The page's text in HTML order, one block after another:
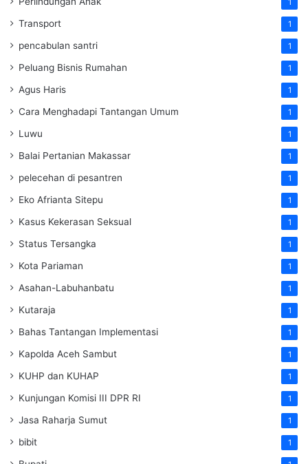
1
Transport 1
pencabulan santri 1
Peluang Bisnis Rumahan 1
Agus Haris 1
Cara Menghadapi Tantangan Umum 1
Luwu 1
Balai Pertanian Makassar 1
pelecehan di pesantren 1
Eko Afrianta Sitepu 1
Kasus Kekerasan Seksual 1
Status Tersangka 1
Kota Pariaman 1
Asahan-Labuhanbatu 1
Kutaraja 1
Bahas Tantangan Implementasi 1
Kapolda Aceh Sambut 1
KUHP dan KUHAP 1
Kunjungan Komisi III DPR RI 1
Jasa Raharja Sumut 1
bibit 1